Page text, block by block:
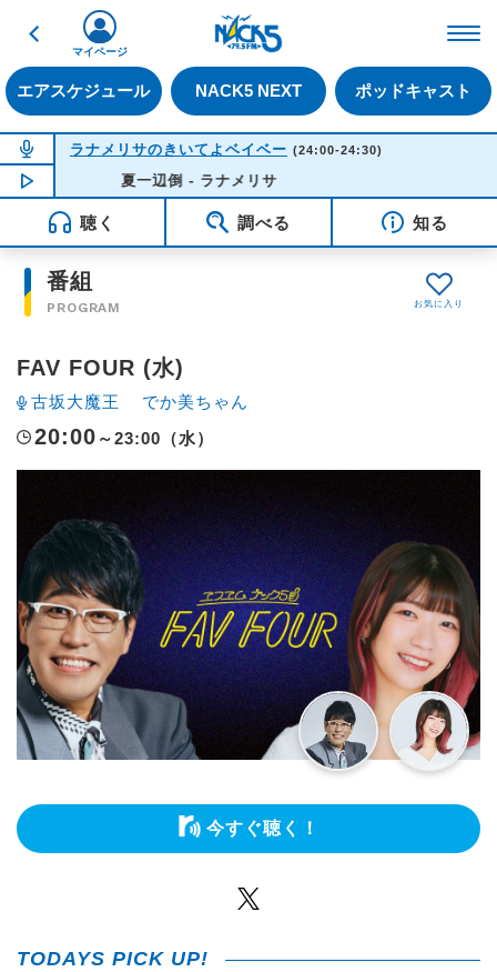
戻る
エアスケジュール NACK5 NEXT ポッドキャスト
マイページ
NOW ON AIR
ラナメリサのきいてよベイベー (24:00-24:30)
NOW PLAYING00:03
夏一辺倒 - ラナメリサ
聴く 調べる 知る
番組
PROGRAM
FAV FOUR (水)
古坂大魔王 でか美ちゃん
20:00 ～23:00（水）
今すぐ聴く！
TODAYS PICK UP!